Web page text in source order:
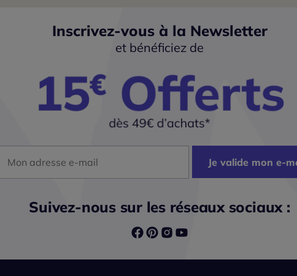
Inscrivez-vous à la Newsletter
et bénéficiez de
Je valide mon e-
Suivez-nous sur les réseaux sociaux :